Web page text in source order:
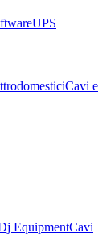
UPS
Cavi e
EquipmentCavi